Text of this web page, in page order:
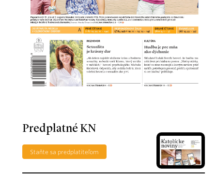
Predplatné KN
Staňte sa predplatiteľom